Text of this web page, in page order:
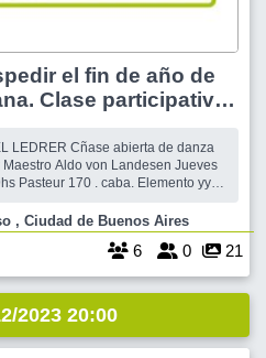
de año de
Alimmento ropas,etc. a
Congreso , Ciudad de Buenos Aires
6 0 21
2023 20:00